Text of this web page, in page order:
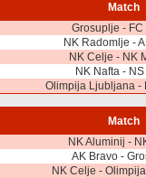
Match
Grosuplje - FC
NK Radomlje -
NK Celje - NK
NK Nafta -
Olimpija Ljubljana -
Match
NK Aluminij -
AK Bravo -
NK Celje -